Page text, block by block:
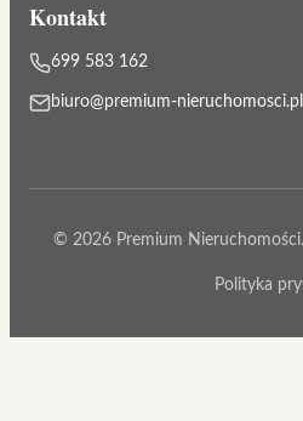
Kontakt
699 583 162
biuro@premium-nieruchomosci.pl
© 2026 Premium
Polityka